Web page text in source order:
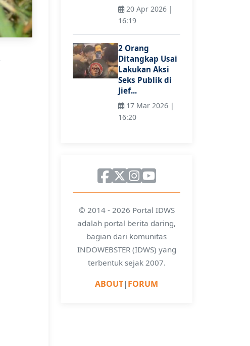
20 Apr 2026 |
16:19
2 Orang
Ditangkap Usai
Lakukan Aksi
Seks Publik di
Jief...
17 Mar 2026 |
16:20
© 2014 - 2026 Portal IDWS
adalah portal berita daring,
bagian dari komunitas
INDOWEBSTER (IDWS) yang
terbentuk sejak 2007.
ABOUT|FORUM